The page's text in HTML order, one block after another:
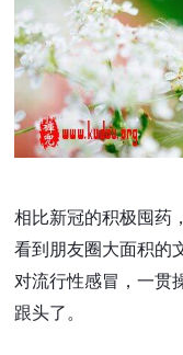
相比新冠的积极囤药
看到朋友圈大面积的
对流行性感冒，一贯
跟头了。